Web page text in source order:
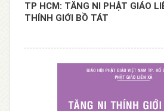
TP HCM: TĂNG NI PHẬT GIÁO
THÍNH GIỚI BỒ TÁT